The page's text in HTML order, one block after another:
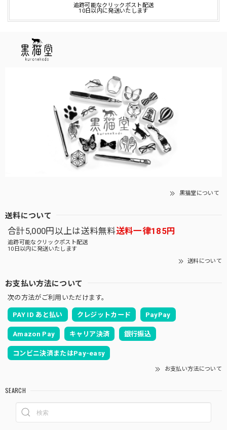
追跡可能なクリックポスト配送
10日以内に発送いたします
黒猫堂について
送料について
合計5,000円以上は送料無料送料一律185円
追跡可能なクリックポスト配送
10日以内に発送いたします
送料について
お支払い方法について
次の方法がご利用いただけます。
PAY ID あと払い クレジットカード PayPay
Amazon Pay キャリア決済 銀行振込
コンビニ決済またはPay-easy
お支払い方法について
SEARCH